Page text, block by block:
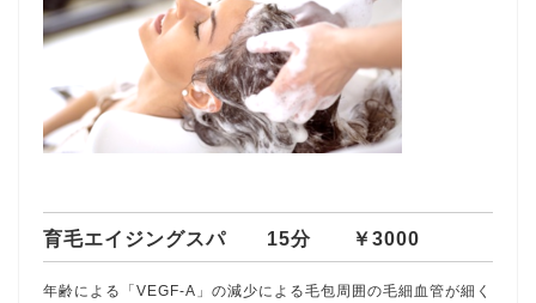
育毛エイジングスパ 15分 ￥3000
年齢による「VEGF-A」の減少による毛包周囲の毛細血管が細く